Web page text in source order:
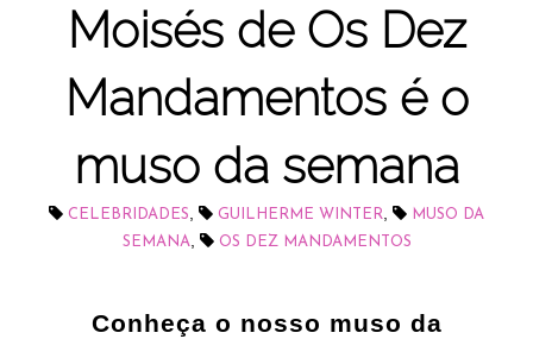
Moisés de Os Dez
Mandamentos é o
muso da semana
CELEBRIDADES, GUILHERME WINTER,
MUSO DA
SEMANA, OS DEZ MANDAMENTOS
Conheça o nosso muso da